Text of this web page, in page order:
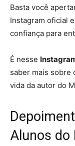
Basta você
Instagram oficial
confiança para
É nesse
saber mais sobre
vida da autor do
Alunos do